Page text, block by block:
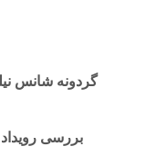
گردونه شانس
بررسی رویداد